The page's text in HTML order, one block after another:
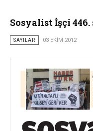
Sosyalist İşçi 446.
SAYILAR 03 EKIM 2012